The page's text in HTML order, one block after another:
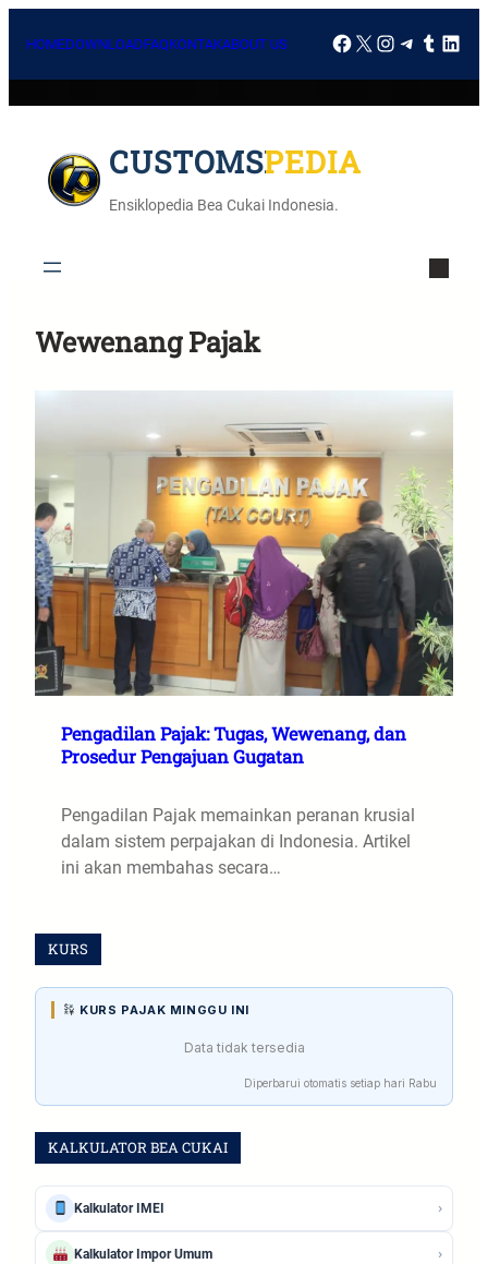
HOMEDOWNLOADFAQKONTAKABOUT US
CUSTOMSPEDIA
Ensiklopedia Bea Cukai Indonesia.
Wewenang Pajak
Pengadilan Pajak: Tugas, Wewenang, dan
Prosedur Pengajuan Gugatan
Pengadilan Pajak memainkan peranan krusial
dalam sistem perpajakan di Indonesia. Artikel
ini akan membahas secara…
KURS
KURS PAJAK MINGGU INI
Data tidak tersedia
Diperbarui otomatis setiap hari Rabu
KALKULATOR BEA CUKAI
Kalkulator IMEI ›
Kalkulator Impor Umum ›